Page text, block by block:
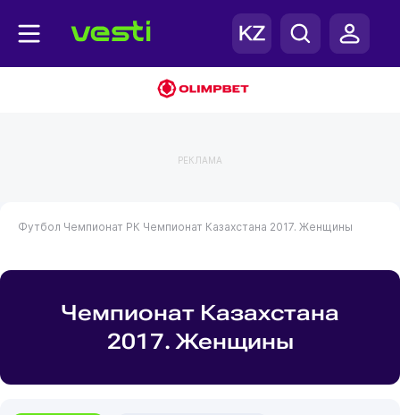
РЕКЛАМА
Футбол Чемпионат РК Чемпионат Казахстана 2017. Женщины
Чемпионат Казахстана
2017. Женщины